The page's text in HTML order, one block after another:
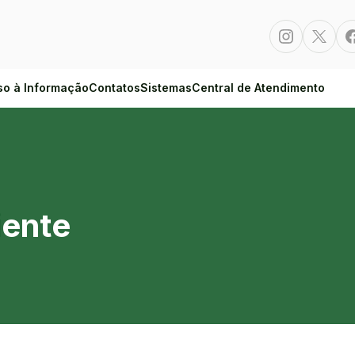
Instagram
à InformaçãoContatosSistemasCentral de Atendimento